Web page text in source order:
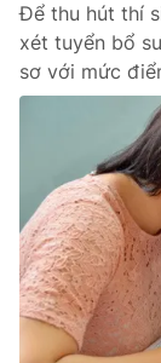
Để thu hút thí
xét tuyển bổ
sơ với mức